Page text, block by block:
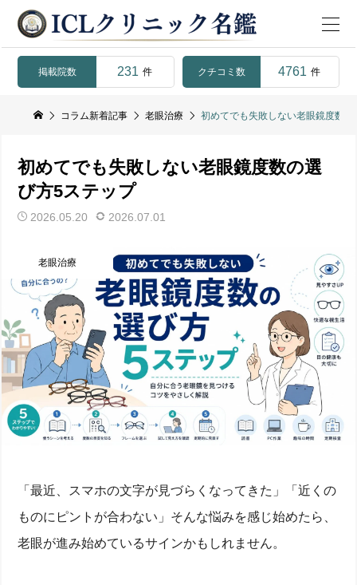
掲載院数 231 件 クチコミ数 4761 件
コラム新着記事 老眼治療 初めてでも失敗しない老眼鏡度数
初めてでも失敗しない老眼鏡度数の選
び方5ステップ
2026.05.20 2026.07.01
老眼治療
「最近、スマホの文字が見づらくなってきた」「近くの
ものにピントが合わない」そんな悩みを感じ始めたら、
老眼が進み始めているサインかもしれません。